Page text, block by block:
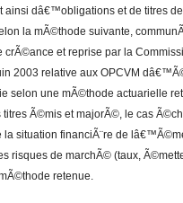
ainsi dâ€™obligations et de titres
la mÃ©thode suivante,
et reprise par la
2003 relative aux OPCVM
selon une mÃ©thode actuarielle
titres Ã©mis et majorÃ©, le cas
situation financiÃ¨re de
risques de marchÃ© (taux,
retenue.